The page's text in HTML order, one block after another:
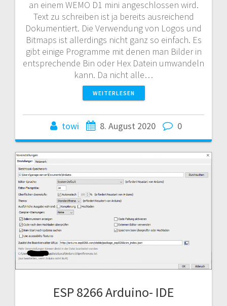
an einem WEMO D1 mini angeschlossen wird.
Text zu schreiben ist ja bereits ausreichend
Dokumentiert. Die Verwendung von Logos und
Bitmaps ist allerdings nicht ganz so einfach. Es
gibt einige Programme mit denen man Bilder in
entsprechende Bin oder Hex Datein umwandeln
kann. Da nicht alle…
WEITERLESEN
towi 8. August 2020 0
ESP 8266 Arduino- IDE